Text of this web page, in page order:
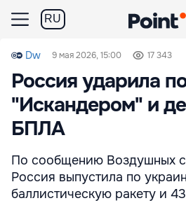
RU
Dw 9 мая 2026, 15:00 17 343
Россия ударила
"Искандером" и
БПЛА
По сообщению Воздушных
Россия выпустила по
баллистическую ракету и